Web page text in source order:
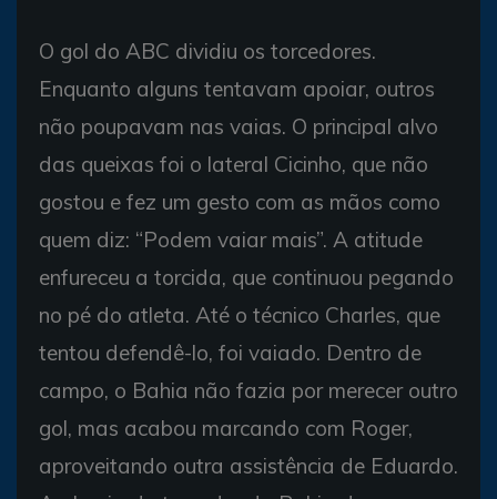
O gol do ABC dividiu os torcedores.
Enquanto alguns tentavam apoiar, outros
não poupavam nas vaias. O principal alvo
das queixas foi o lateral Cicinho, que não
gostou e fez um gesto com as mãos como
quem diz: “Podem vaiar mais”. A atitude
enfureceu a torcida, que continuou pegando
no pé do atleta. Até o técnico Charles, que
tentou defendê-lo, foi vaiado. Dentro de
campo, o Bahia não fazia por merecer outro
gol, mas acabou marcando com Roger,
aproveitando outra assistência de Eduardo.